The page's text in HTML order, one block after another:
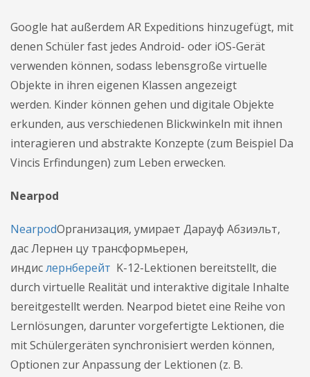
Google hat außerdem AR Expeditions hinzugefügt, mit
denen Schüler fast jedes Android- oder iOS-Gerät
verwenden können, sodass lebensgroße virtuelle
Objekte in ihren eigenen Klassen angezeigt
werden. Kinder können gehen und digitale Objekte
erkunden, aus verschiedenen Blickwinkeln mit ihnen
interagieren und abstrakte Konzepte (zum Beispiel Da
Vincis Erfindungen) zum Leben erwecken.
Nearpod
NearpodОрганизация, умирает Дарауф Абзиэльт,
дас Лернен цу трансформьерен,
индислернберейт K-12-Lektionen bereitstellt, die
durch virtuelle Realität und interaktive digitale Inhalte
bereitgestellt werden. Nearpod bietet eine Reihe von
Lernlösungen, darunter vorgefertigte Lektionen, die
mit Schülergeräten synchronisiert werden können,
Optionen zur Anpassung der Lektionen (z. B.